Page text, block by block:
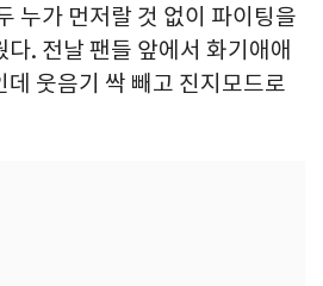
누가 먼저랄 것 없이 파이팅을
. 전날 팬들 앞에서 화기애애
웃음기 싹 빼고 진지모드로